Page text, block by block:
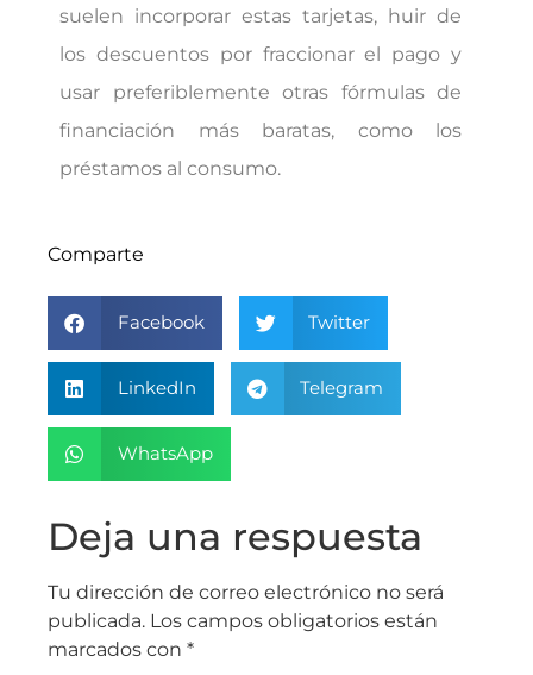
suelen incorporar estas tarjetas, huir de
los descuentos por fraccionar el pago y
usar preferiblemente otras fórmulas de
financiación más baratas, como los
préstamos al consumo.
Comparte
Facebook Twitter
LinkedIn Telegram
WhatsApp
Deja una respuesta
Tu dirección de correo electrónico no será
publicada. Los campos obligatorios están
marcados con *